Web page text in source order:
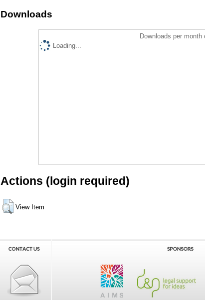
Downloads
Downloads per
Loading...
Actions (login required)
View Item